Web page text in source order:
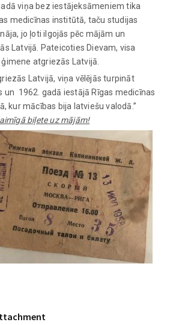
viņa bez iestājeksāmeniem tika
medicīnas institūtā, taču studijas
jo ļoti ilgojās pēc mājām un
Latvijā. Pateicoties Dievam, visa
atgriezās Latvijā.
Latvijā, viņa vēlējās turpināt
un 1962. gadā iestājā Rīgas medicīnas
kur mācības bija latviešu valodā.”
biļete uz mājām!